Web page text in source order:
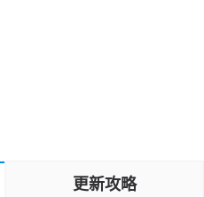
更新攻略